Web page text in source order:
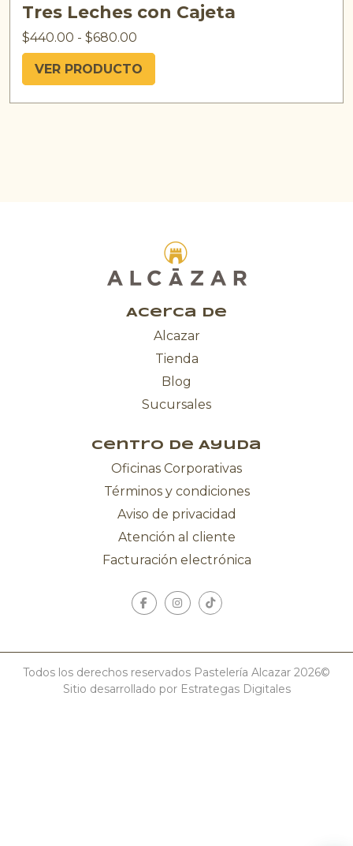
Tres Leches con Cajeta
$440.00 - $680.00
VER PRODUCTO
Acerca de
Alcazar
Tienda
Blog
Sucursales
Centro de Ayuda
Oficinas Corporativas
Términos y condiciones
Aviso de privacidad
Atención al cliente
Facturación electrónica
Todos los derechos reservados Pastelería Alcazar 2026©
Sitio desarrollado por Estrategas Digitales